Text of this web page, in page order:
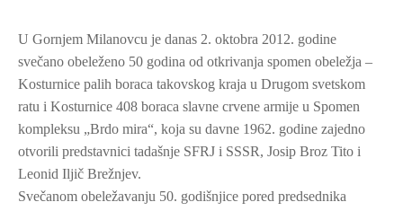
U Gornjem Milanovcu je danas 2. oktobra 2012. godine
svečano obeleženo 50 godina od otkrivanja spomen obeležja –
Kosturnice palih boraca takovskog kraja u Drugom svetskom
ratu i Kosturnice 408 boraca slavne crvene armije u Spomen
kompleksu „Brdo mira“, koja su davne 1962. godine zajedno
otvorili predstavnici tadašnje SFRJ i SSSR, Josip Broz Tito i
Leonid Iljič Brežnjev.
Svečanom obeležavanju 50. godišnjice pored predsednika